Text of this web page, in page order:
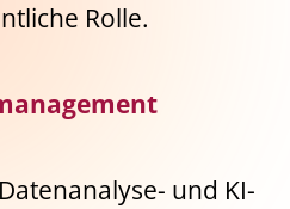
Rolle.
und KI-